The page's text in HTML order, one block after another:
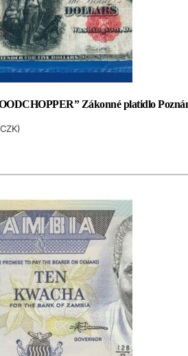
Zákonné platidlo
CZK)